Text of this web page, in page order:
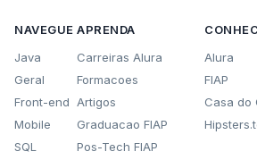
NAVEGUE
Java
Geral
Front-end
Mobile
SQL
APRENDA
Carreiras Alura
Formacoes
Artigos
Graduacao FIAP
Pos-Tech FIAP
Alura
FIAP
Casa do